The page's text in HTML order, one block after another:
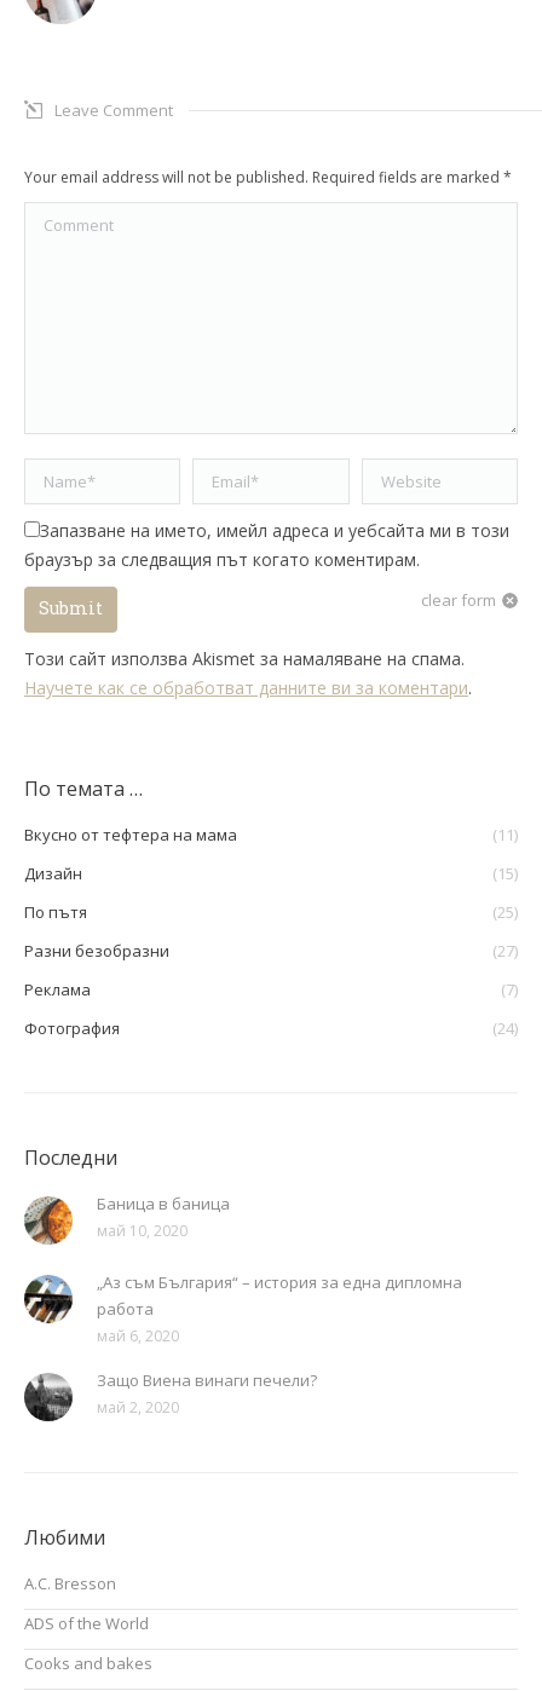
Leave Comment
Your email address will not be published. Required fields are marked *
Comment
Name * Email * Website
Запазване на името, имейл адреса и уебсайта ми в този
браузър за следващия път когато коментирам.
clear form
Submit
Този сайт използва Akismet за намаляване на спама.
Научете как се обработват данните ви за коментари.
По темата …
Вкусно от тефтера на мама
(11)
Дизайн
(15)
По пътя
(25)
Разни безобразни
(27)
Реклама
(7)
Фотография
(24)
Последни
Баница в баница
май 10, 2020
„Аз съм България“ – история за една дипломна
работа
май 6, 2020
Защо Виена винаги печели?
май 2, 2020
Любими
A.C. Bresson
ADS of the World
Cooks and bakes